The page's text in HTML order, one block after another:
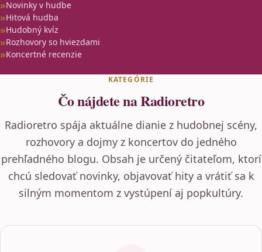
Novinky v hudbe
Hitová hudba
Hudobný kvíz
Rozhovory so hviezdami
Koncertné recenzie
KATEGÓRIE
Čo nájdete na Radioretro
Radioretro spája aktuálne dianie z hudobnej scény,
rozhovory a dojmy z koncertov do jedného
prehľadného blogu. Obsah je určený čitateľom, ktorí
chcú sledovať novinky, objavovať hity a vrátiť sa k
silným momentom z vystúpení aj popkultúry.